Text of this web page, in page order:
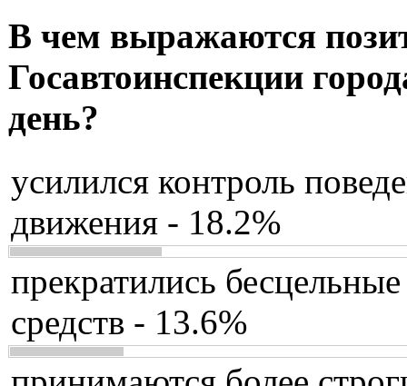
В чем выражаются
Госавтоинспекции
день?
усилился контроль
движения - 18.2%
прекратились
средств - 13.6%